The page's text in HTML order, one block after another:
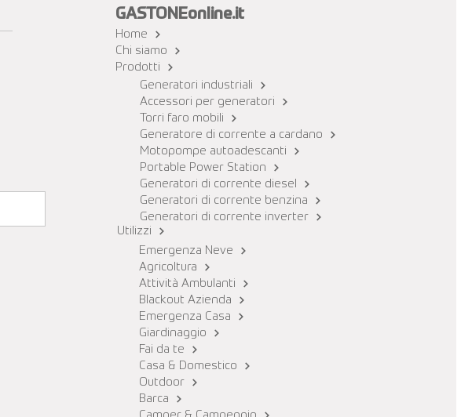
GASTONEonline.it
Home
Chi siamo
Prodotti
Generatori industriali
Accessori per generatori
Torri faro mobili
Generatore di corrente a cardano
Motopompe autoadescanti
Portable Power Station
Generatori di corrente diesel
Generatori di corrente benzina
Generatori di corrente inverter
Utilizzi
Emergenza Neve
Agricoltura
Attività Ambulanti
Blackout Azienda
Emergenza Casa
Giardinaggio
Fai da te
Casa & Domestico
Outdoor
Barca